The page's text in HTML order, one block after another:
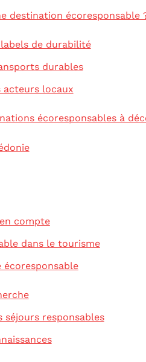
destination écoresponsable
de durabilité
durables
acteurs locaux
écoresponsables à
compte
dans le tourisme
écoresponsable
séjours responsables